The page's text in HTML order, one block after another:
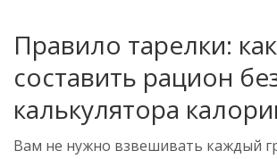
Правило тарелки: как
составить рацион
калькулятора
Вам не нужно взвешивать каждый